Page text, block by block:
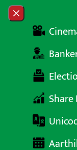
Skip to content
Close menu
सबै समाचारबेथिति